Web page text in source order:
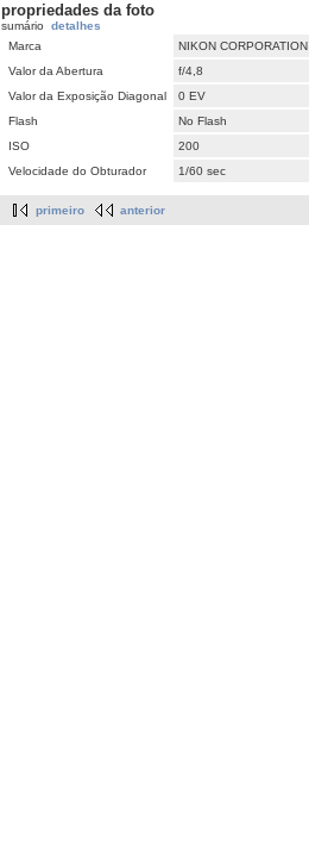
propriedades da foto
sumário detalhes
Marca
NIKON CORPORATION
Valor da Abertura
f/4,8
Valor da Exposição Diagonal
0 EV
Flash
No Flash
ISO
200
Velocidade do Obturador
1/60 sec
primeiro anterior